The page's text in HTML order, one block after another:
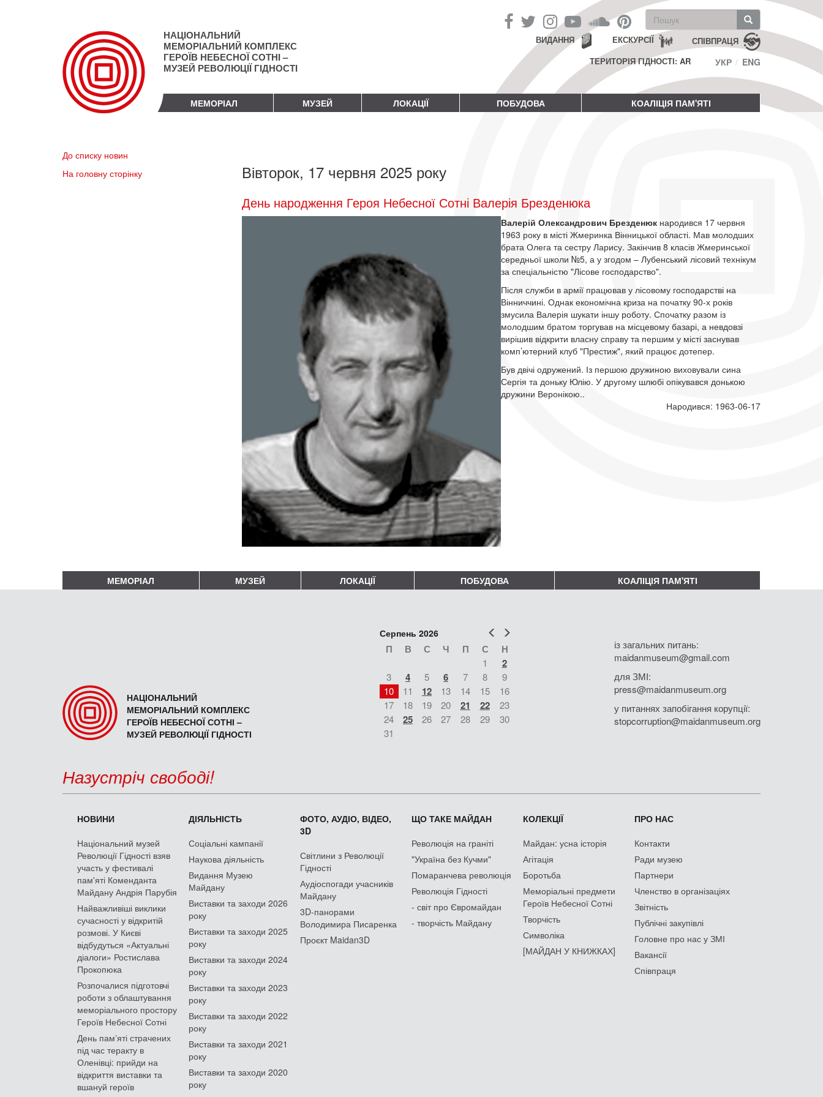
НАЦІОНАЛЬНИЙ
МЕМОРІАЛЬНИЙ КОМПЛЕКС
ГЕРОЇВ НЕБЕСНОЇ СОТНІ –
МУЗЕЙ РЕВОЛЮЦІЇ ГІДНОСТІ
Пошукова
форма
Пошук СПІВПРАЦЯ
ЕКСКУРСІЇ
ВИДАННЯ
ТЕРИТОРІЯ ГІДНОСТІ: AR
УКР ENG
МЕМОРІАЛ МУЗЕЙ ЛОКАЦІЇ ПОБУДОВА КОАЛІЦІЯ ПАМ'ЯТІ
До списку новин
На головну сторінку
Вівторок, 17 червня 2025 року
День народження Героя Небесної Сотні Валерія Брезденюка
Валерій Олександрович Брезденюк народився 17 червня
1963 року в місті Жмеринка Вінницької області. Мав молодших
брата Олега та сестру Ларису. Закінчив 8 класів Жмеринської
середньої школи №5, а у згодом – Лубенський лісовий технікум
за спеціальністю "Лісове господарство".
Після служби в армії працював у лісовому господарстві на
Вінниччині. Однак економічна криза на початку 90-х років
змусила Валерія шукати іншу роботу. Спочатку разом із
молодшим братом торгував на місцевому базарі, а невдовзі
вирішив відкрити власну справу та першим у місті заснував
комп’ютерний клуб "Престиж", який працює дотепер.
Був двічі одружений. Із першою дружиною виховували сина
Сергія та доньку Юлію. У другому шлюбі опікувався донькою
дружини Веронікою..
Народився: 1963-06-17
МЕМОРІАЛ МУЗЕЙ ЛОКАЦІЇ ПОБУДОВА КОАЛІЦІЯ ПАМ'ЯТІ
НАЦІОНАЛЬНИЙ
МЕМОРІАЛЬНИЙ КОМПЛЕКС
ГЕРОЇВ НЕБЕСНОЇ СОТНІ –
МУЗЕЙ РЕВОЛЮЦІЇ ГІДНОСТІ
Попер
Серпень 2026
П В С Ч П С Н
1 2
3 4 5 6 7 8
9
10
11 12 13 14 15
16
17
18 19 20 21 22
23
24
25 26 27 28 29
30
31
із загальних питань:
maidanmuseum@gmail.com
для ЗМІ:
press@maidanmuseum.org
у питаннях запобігання корупції:
stopcorruption@maidanmuseum.org
Назустріч свободі!
НОВИНИ
Національний музей
Революції Гідності взяв
участь у фестивалі
пам'яті Коменданта
Майдану Андрія Парубія
Найважливіші виклики
сучасності у відкритій
розмові. У Києві
відбудуться «Актуальні
діалоги» Ростислава
Прокопюка
Розпочалися підготовчі
роботи з облаштування
меморіального простору
Героїв Небесної Сотні
День памʼяті страчених
під час теракту в
Оленівці: прийди на
відкриття виставки та
вшануй героїв
ДІЯЛЬНІСТЬ
Соціальні кампанії
Наукова діяльність
Видання Музею
Майдану
Виставки та заходи 2026
року
Виставки та заходи 2025
року
Виставки та заходи 2024
року
Виставки та заходи 2023
року
Виставки та заходи 2022
року
Виставки та заходи 2021
року
Виставки та заходи 2020
року
ФОТО, АУДІО, ВІДЕО,
3D
Світлини з Революції
Гідності
Аудіоспогади учасників
Майдану
3D-панорами
Володимира Писаренка
Проєкт Maidan3D
ЩО ТАКЕ МАЙДАН
Революція на граніті
"Україна без Кучми"
Помаранчева революція
Революція Гідності
- світ про Євромайдан
- творчість Майдану
КОЛЕКЦІЇ
Майдан: усна історія
Агітація
Боротьба
Меморіальні предмети
Героїв Небесної Сотні
Творчість
Символіка
[МАЙДАН У КНИЖКАХ]
ПРО НАС
Контакти
Ради музею
Партнери
Членство в організаціях
Звітність
Публічні закупівлі
Головне про нас у ЗМІ
Вакансії
Співпраця